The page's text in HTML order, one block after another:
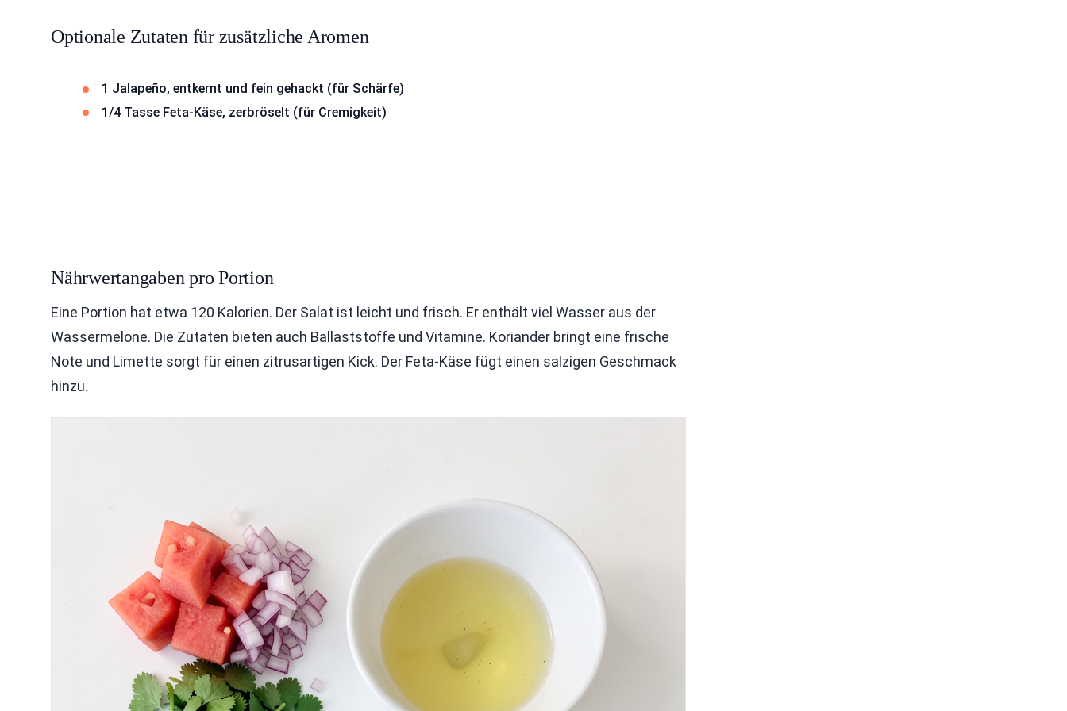
Optionale Zutaten für zusätzliche Aromen
1 Jalapeño, entkernt und fein gehackt (für Schärfe)
1/4 Tasse Feta-Käse, zerbröselt (für Cremigkeit)
Nährwertangaben pro Portion
Eine Portion hat etwa 120 Kalorien. Der Salat ist leicht und frisch. Er enthält viel Wasser aus der
Wassermelone. Die Zutaten bieten auch Ballaststoffe und Vitamine. Koriander bringt eine frische
Note und Limette sorgt für einen zitrusartigen Kick. Der Feta-Käse fügt einen salzigen Geschmack
hinzu.